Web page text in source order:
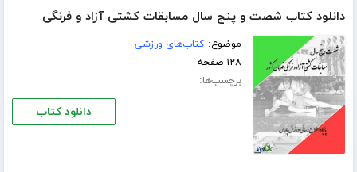
دانلود کتاب شصت و پنج سال مسابقات کشتی آزاد و فرنگی
موضوع:کتاب‌های ورزشی
۱۲۸ صفحه
برچسب‌ها:
دانلود کتاب